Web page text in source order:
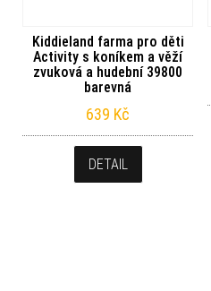
Kiddieland farma pro děti
Activity s koníkem a věží
zvuková a hudební 39800
barevná
639 Kč
DETAIL